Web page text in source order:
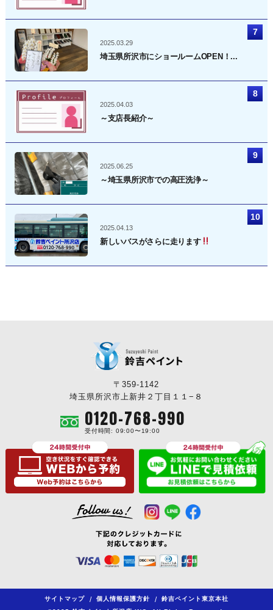
2025.03.29
埼玉県所沢市にショールームOPEN！...
2025.04.03
～支店長紹介～
2025.06.25
～埼玉県所沢市での高圧洗浄～
2025.04.13
新しいバスがさらに走ります
〒359-1142
埼玉県所沢市上新井２丁目１１−８
0120-768-990
受付時間: 09:00〜19:00
サイトマップ / 個人情報保護方針 /
鈴吉ペイント東京本社